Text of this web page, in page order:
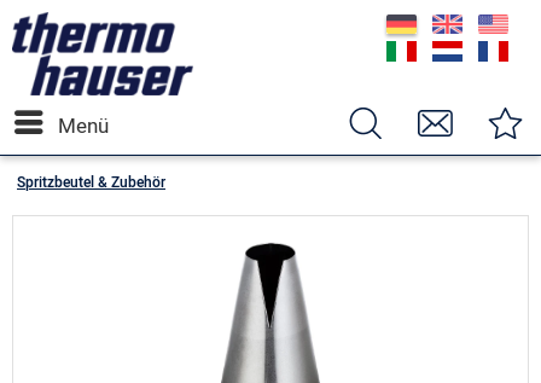
Menü
Spritzbeutel & Zubehör